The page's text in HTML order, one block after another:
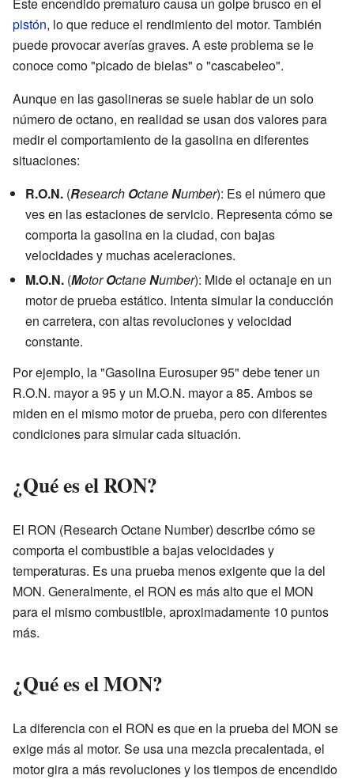
pistón, lo que reduce el rendimiento del motor. También
puede provocar averías graves. A este problema se le
conoce como "picado de bielas" o "cascabeleo".
Aunque en las gasolineras se suele hablar de un solo
número de octano, en realidad se usan dos valores para
medir el comportamiento de la gasolina en diferentes
situaciones:
R.O.N. (Research OctaneNumber): Es el número que
ves en las estaciones de servicio. Representa cómo se
comporta la gasolina en la ciudad, con bajas
velocidades y muchas aceleraciones.
M.O.N. (MotorOctaneNumber): Mide el octanaje en un
motor de prueba estático. Intenta simular la conducción
en carretera, con altas revoluciones y velocidad
constante.
Por ejemplo, la "Gasolina Eurosuper 95" debe tener un
R.O.N. mayor a 95 y un M.O.N. mayor a 85. Ambos se
miden en el mismo motor de prueba, pero con diferentes
condiciones para simular cada situación.
¿Qué es el RON?
El RON (Research Octane Number) describe cómo se
comporta el combustible a bajas velocidades y
temperaturas. Es una prueba menos exigente que la del
MON. Generalmente, el RON es más alto que el MON
para el mismo combustible, aproximadamente 10 puntos
más.
¿Qué es el MON?
La diferencia con el RON es que en la prueba del MON se
exige más al motor. Se usa una mezcla precalentada, el
motor gira a más revoluciones y los tiempos de encendido